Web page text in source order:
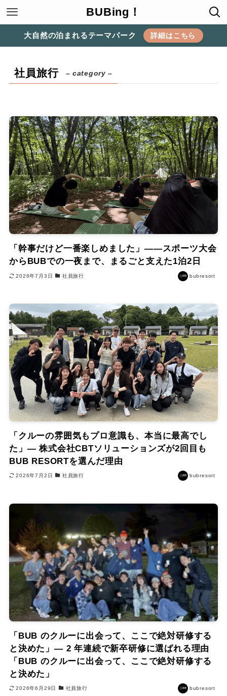
BUBing！
大自然の泊まれるテーマパーク 詳細はこちら
社員旅行 – category –
「幹事だけど一番楽しめました」——スポーツ大会
からBUBでの一夜まで、まるごと支えた1泊2日
2026年7月3日 社員旅行 bubresort
「クルーの雰囲気もプロ意識も、本当に最高でし
た」― 株式会社CBTソリューションズが2回目も
BUB RESORTを選んだ理由
2026年7月2日 社員旅行 bubresort
「BUB のクルーに出会って、ここで絶対研修する
と決めた」― 2 年連続で新卒研修に選ばれる理由
「BUB のクルーに出会って、ここで絶対研修する
と決めた」
2026年6月29日 社員旅行 bubresort